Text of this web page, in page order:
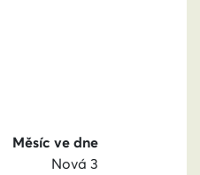
Měsíc ve dne
Nová 3